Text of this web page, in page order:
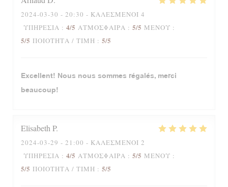
2024-03-30 - 20:30 - ΚΑΛΕΣΜΈΝΟΙ 4
ΥΠΗΡΕΣΊΑ : 4/5 ΑΤΜΌΣΦΑΙΡΑ : 5/5 ΜΕΝΟΎ :
5/5 ΠΟΙΌΤΗΤΑ / ΤΙΜΉ : 5/5
Excellent! Nous nous sommes régalés, merci
beaucoup!
ElisabethP
2024-03-29 - 21:00 - ΚΑΛΕΣΜΈΝΟΙ 2
ΥΠΗΡΕΣΊΑ : 4/5 ΑΤΜΌΣΦΑΙΡΑ : 5/5 ΜΕΝΟΎ :
5/5 ΠΟΙΌΤΗΤΑ / ΤΙΜΉ : 5/5